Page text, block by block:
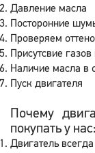
Давление масла
Посторонние
Проверяем
Присутсвие
Наличие масла
Пуск двигателя
Почему
покупать у нас:
Двигатель